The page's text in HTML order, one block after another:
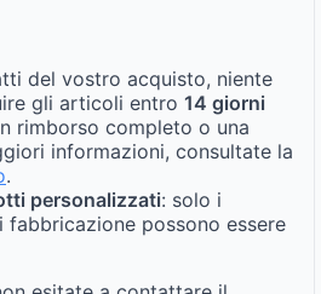
del vostro acquisto, niente
gli articoli entro 14 giorni
rimborso completo o una
informazioni, consultate la
.
personalizzati: solo i
possono essere